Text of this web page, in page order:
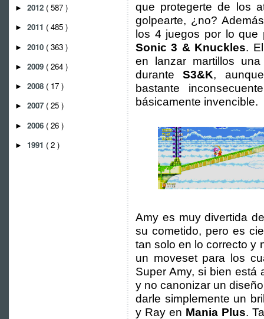
► 2012 ( 587 )
► 2011 ( 485 )
► 2010 ( 363 )
► 2009 ( 264 )
► 2008 ( 17 )
► 2007 ( 25 )
► 2006 ( 26 )
► 1991 ( 2 )
que protegerte de los
golpearte, ¿no?
los 4 juegos por lo que
Sonic 3 & Knuckles.
en lanzar martillos
duranteS3&K,
bastante
básicamente invencible.
Amy es muy divertida
su cometido, pero es
tan solo en lo correcto y
un moveset para los
Super Amy, si bien está
y no canonizar un
darle simplemente un
y Ray en Mania Plus.